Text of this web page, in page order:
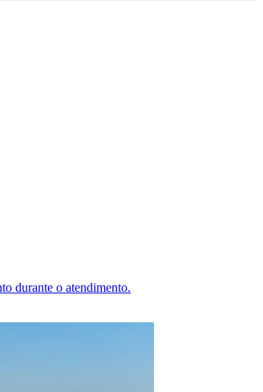
durante o atendimento.